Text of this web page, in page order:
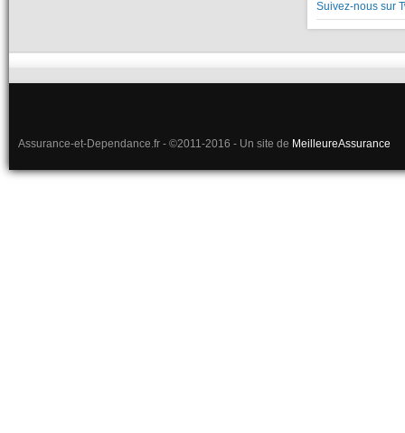
Suivez-nous sur
Assurance-et-Dependance.fr - ©2011-2016 - Un site de MeilleureAssurance